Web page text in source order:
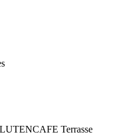
CAFE Terrasse